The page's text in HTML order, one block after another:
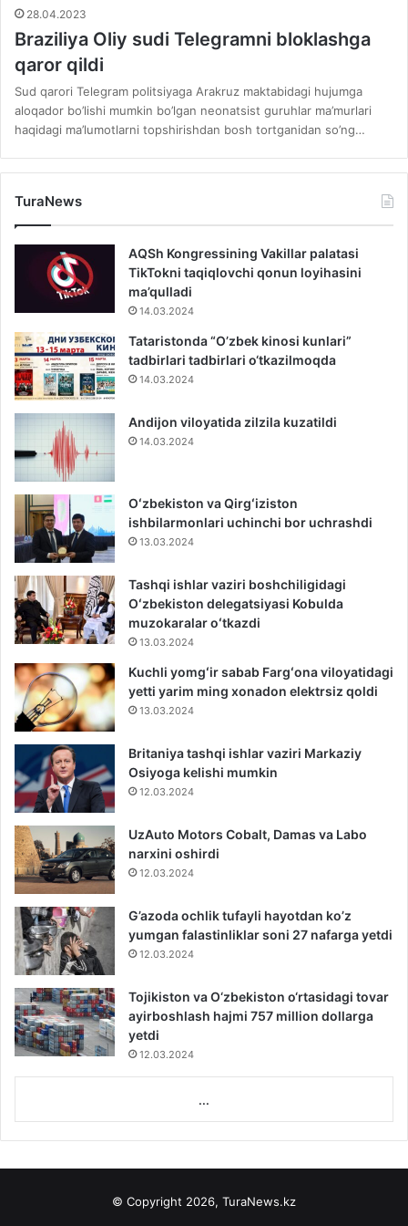
28.04.2023
Braziliya Oliy sudi Telegramni bloklashga
qaror qildi
Sud qarori Telegram politsiyaga Arakruz maktabidagi hujumga
aloqador bo’lishi mumkin bo’lgan neonatsist guruhlar ma’murlari
haqidagi ma’lumotlarni topshirishdan bosh tortganidan so’ng…
TuraNews
AQSh Kongressining Vakillar palatasi
TikTokni taqiqlovchi qonun loyihasini
ma’qulladi
14.03.2024
Tataristonda “O’zbek kinosi kunlari”
tadbirlari tadbirlari o‘tkazilmoqda
14.03.2024
Andijon viloyatida zilzila kuzatildi
14.03.2024
Oʻzbekiston va Qirgʻiziston
ishbilarmonlari uchinchi bor uchrashdi
13.03.2024
Tashqi ishlar vaziri boshchiligidagi
Oʻzbekiston delegatsiyasi Kobulda
muzokaralar oʻtkazdi
13.03.2024
Kuchli yomgʻir sabab Fargʻona viloyatidagi
yetti yarim ming xonadon elektrsiz qoldi
13.03.2024
Britaniya tashqi ishlar vaziri Markaziy
Osiyoga kelishi mumkin
12.03.2024
UzAuto Motors Cobalt, Damas va Labo
narxini oshirdi
12.03.2024
G’azoda ochlik tufayli hayotdan ko’z
yumgan falastinliklar soni 27 nafarga yetdi
12.03.2024
Tojikiston va O‘zbekiston o‘rtasidagi tovar
ayirboshlash hajmi 757 million dollarga
yetdi
12.03.2024
...
© Copyright 2026, TuraNews.kz